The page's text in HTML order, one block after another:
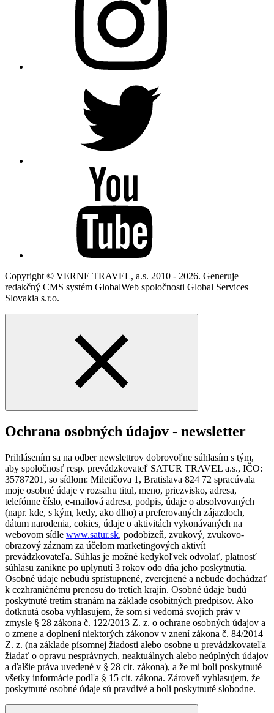
Copyright © VERNE TRAVEL, a.s. 2010 - 2026. Generuje
redakčný CMS systém GlobalWeb spoločnosti Global Services
Slovakia s.r.o.
Ochrana osobných údajov - newsletter
Prihlásením sa na odber newslettrov dobrovoľne súhlasím s tým,
aby spoločnosť resp. prevádzkovateľ SATUR TRAVEL a.s., IČO:
35787201, so sídlom: Miletičova 1, Bratislava 824 72 spracúvala
moje osobné údaje v rozsahu titul, meno, priezvisko, adresa,
telefónne číslo, e-mailová adresa, podpis, údaje o absolvovaných
(napr. kde, s kým, kedy, ako dlho) a preferovaných zájazdoch,
dátum narodenia, cokies, údaje o aktivitách vykonávaných na
webovom sídle www.satur.sk, podobizeň, zvukový, zvukovo-
obrazový záznam za účelom marketingových aktivít
prevádzkovateľa. Súhlas je možné kedykoľvek odvolať, platnosť
súhlasu zanikne po uplynutí 3 rokov odo dňa jeho poskytnutia.
Osobné údaje nebudú sprístupnené, zverejnené a nebude dochádzať
k cezhraničnému prenosu do tretích krajín. Osobné údaje budú
poskytnuté tretím stranám na základe osobitných predpisov. Ako
dotknutá osoba vyhlasujem, že som si vedomá svojich práv v
zmysle § 28 zákona č. 122/2013 Z. z. o ochrane osobných údajov a
o zmene a doplnení niektorých zákonov v znení zákona č. 84/2014
Z. z. (na základe písomnej žiadosti alebo osobne u prevádzkovateľa
žiadať o opravu nesprávnych, neaktuálnych alebo neúplných údajov
a ďalšie práva uvedené v § 28 cit. zákona), a že mi boli poskytnuté
všetky informácie podľa § 15 cit. zákona. Zároveň vyhlasujem, že
poskytnuté osobné údaje sú pravdivé a boli poskytnuté slobodne.